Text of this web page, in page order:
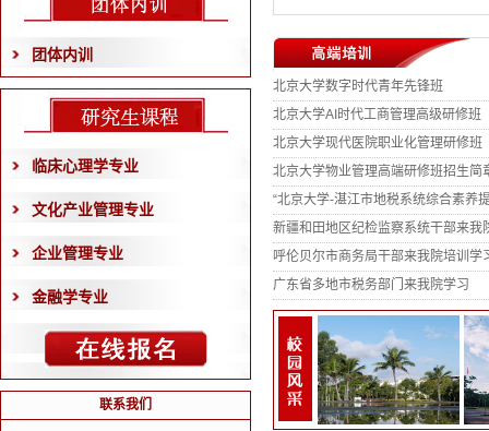
团体内训
临床心理学专业
文化产业管理专业
企业管理专业
金融学专业
联系我们
北京大学数字时代青年先锋班
北京大学AI时代工商管理高级研修班
北京大学现代医院职业化管理研修班
北京大学物业管理高端研修班招生简
“北京大学-湛江市地税系统综合素养
新疆和田地区纪检监察系统干部来我
呼伦贝尔市商务局干部来我院培训学
广东省多地市税务部门来我院学习